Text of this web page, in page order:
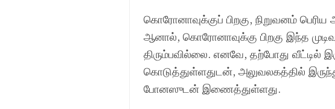
கொரோனாவுக்குப் பிறகு, நிறுவனம்
ஆனால், கொரோனாவுக்கு பிறகு இந்த
திரும்பவில்லை. எனவே, தற்போது வீட்டில்
கொடுத்துள்ளதுடன், அலுவலகத்தில்
போனஸுடன் இணைத்துள்ளது.